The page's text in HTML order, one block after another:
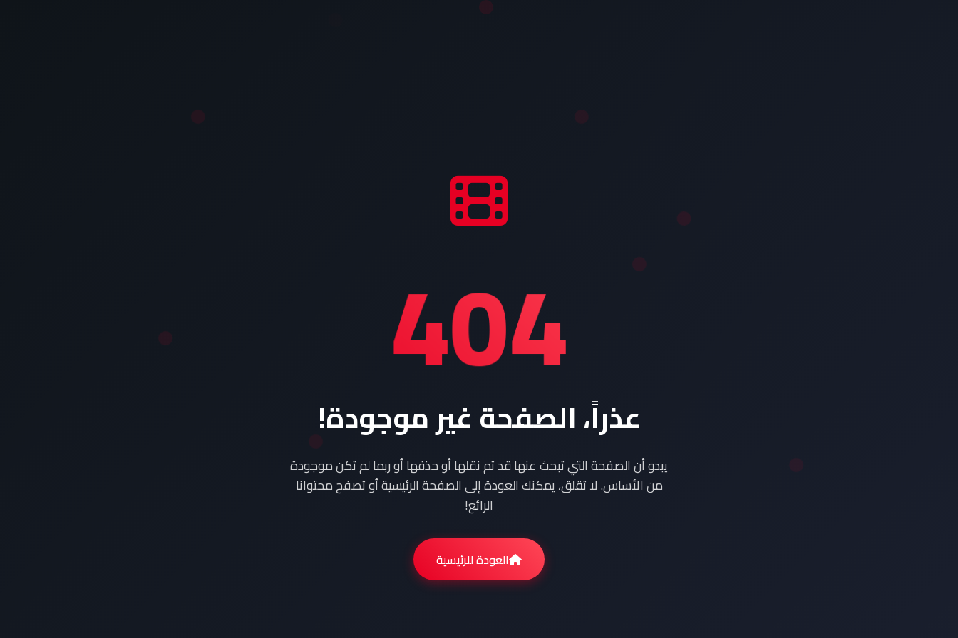
404
عذراً، الصفحة غير موجودة!
يبدو أن الصفحة التي تبحث عنها قد تم نقلها أو حذفها أو ربما لم تكن موجودة
من الأساس. لا تقلق، يمكنك العودة إلى الصفحة الرئيسية أو تصفح محتوانا
الرائع!
العودة للرئيسية